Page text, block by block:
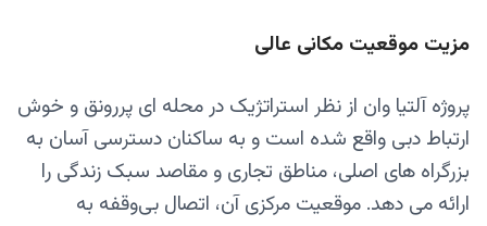
مزیت موقعیت مکانی عالی
پروژه آلتیا وان از نظر استراتژیک در محله ای پررونق و خوش
ارتباط دبی واقع شده است و به ساکنان دسترسی آسان به
بزرگراه های اصلی، مناطق تجاری و مقاصد سبک زندگی را
ارائه می دهد. موقعیت مرکزی آن، اتصال بی‌وقفه به